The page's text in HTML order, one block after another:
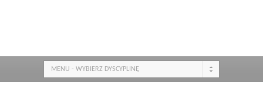
MENU - WYBIERZ DYSCYPLINĘ